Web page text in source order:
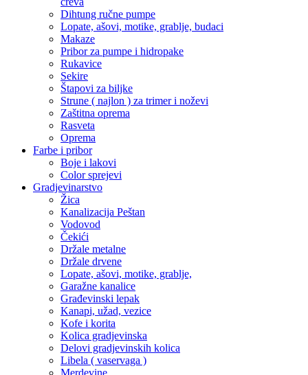
Dihtung ručne pumpe
Lopate, ašovi, motike, grablje, budaci
Makaze
Pribor za pumpe i hidropake
Rukavice
Sekire
Štapovi za biljke
Strune ( najlon ) za trimer i noževi
Zaštitna oprema
Rasveta
Oprema
Farbe i pribor
Boje i lakovi
Color sprejevi
Gradjevinarstvo
Žica
Kanalizacija Peštan
Vodovod
Čekići
Držale metalne
Držale drvene
Lopate, ašovi, motike, grablje,
Garažne kanalice
Građevinski lepak
Kanapi, užad, vezice
Kofe i korita
Kolica gradjevinska
Delovi gradjevinskih kolica
Libela ( vaservaga )
Merdevine